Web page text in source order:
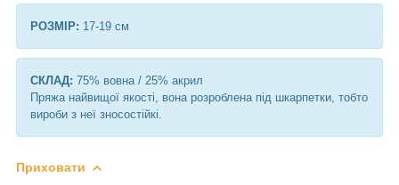
РОЗМІР: 17-19 см
СКЛАД: 75% вовна / 25% акрил
Пряжа найвищої якості, вона розроблена під шкарпетки, тобто
вироби з неї зносостійкі.
Приховати